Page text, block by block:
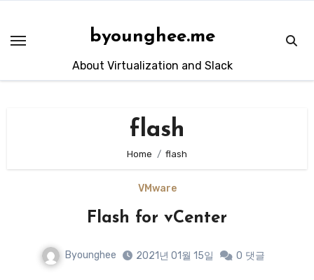
content
byounghee.me
About Virtualization and Slack
flash
Home flash
VMware
Flash for vCenter
Byounghee 2021년 01월 15일 0 댓글